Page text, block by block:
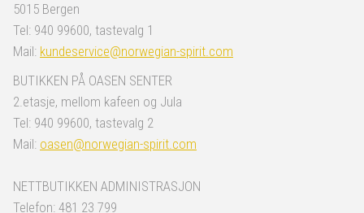
5015 Bergen
Tel: 940 99600, tastevalg 1
Mail: kundeservice@norwegian-spirit.com
BUTIKKEN PÅ OASEN SENTER
2.etasje, mellom kafeen og Jula
Tel: 940 99600, tastevalg 2
Mail: oasen@norwegian-spirit.com
NETTBUTIKKEN ADMINISTRASJON
Telefon: 481 23 799